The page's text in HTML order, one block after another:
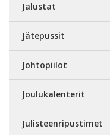
Jalustat
Jätepussit
Johtopiilot
Joulukalenterit
Julisteenripustimet